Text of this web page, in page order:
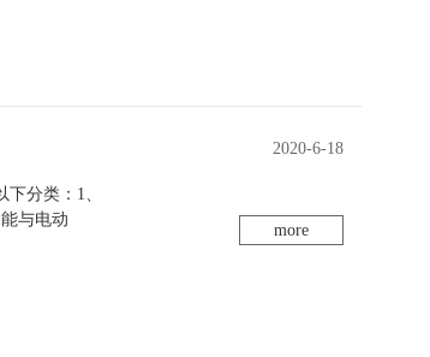
分类：1、
与电动
2020-6-18
more